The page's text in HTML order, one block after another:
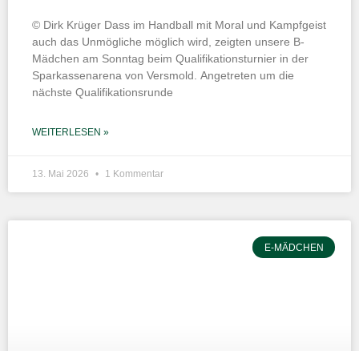
© Dirk Krüger Dass im Handball mit Moral und Kampfgeist
auch das Unmögliche möglich wird, zeigten unsere B-
Mädchen am Sonntag beim Qualifikationsturnier in der
Sparkassenarena von Versmold. Angetreten um die
nächste Qualifikationsrunde
WEITERLESEN »
13. Mai 2026 1 Kommentar
E-MÄDCHEN